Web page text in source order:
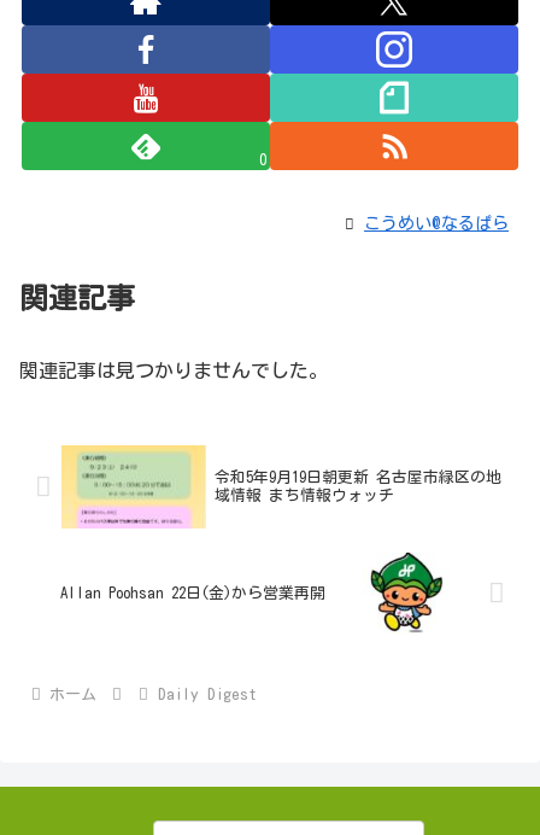
0
こうめい@なるぱら
関連記事
関連記事は見つかりませんでした。
令和5年9月19日朝更新 名古屋市緑区の地
域情報 まち情報ウォッチ
Allan Poohsan 22日(金)から営業再開
ホーム Daily Digest